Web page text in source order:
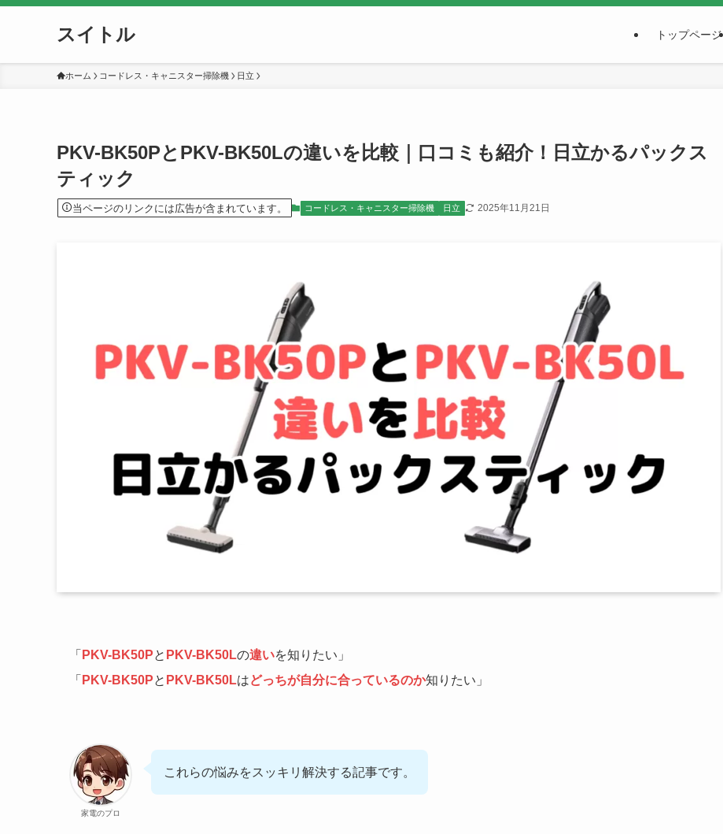
スイトル トップページ
ホーム コードレス・キャニスター掃除機 日立
PKV-BK50PとPKV-BK50Lの違いを比較｜口コミも紹介！日立かるパックス
ティック
当ページのリンクには広告が含まれています。 コードレス・キャニスター掃除機 日立 2025年11月21日
「 PKV-BK50Pと PKV-BK50Lの違いを知りたい」
「 PKV-BK50Pと PKV-BK50Lはどっちが自分に合っているのか知りたい」
家電のプロ
これらの悩みをスッキリ解決する記事です。